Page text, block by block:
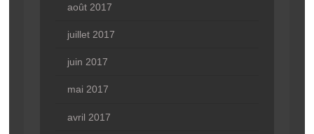
août 2017
juillet 2017
juin 2017
mai 2017
avril 2017